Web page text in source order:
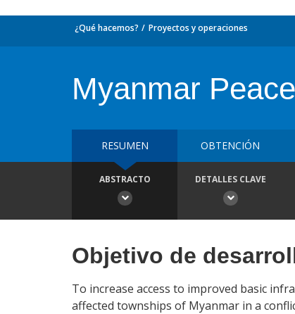
¿Qué hacemos? Proyectos y operaciones
Myanmar
RESUMEN OBTENCIÓN
ABSTRACTO DETALLES CLAVE
Objetivo de
To increase access to improved basic
affected townships of Myanmar in a